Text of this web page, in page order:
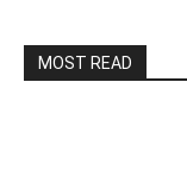
MOST READ